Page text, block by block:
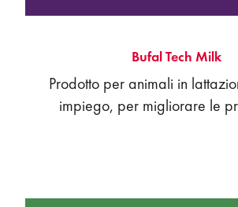
Bufal Tech Milk
Prodotto per animali in
impiego, per migliorare le